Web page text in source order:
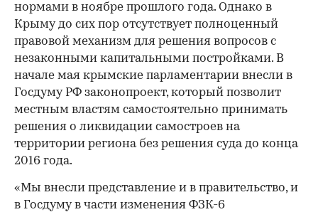
нормами в ноябре прошлого года. Однако в
Крыму до сих пор отсутствует полноценный
правовой механизм для решения вопросов с
незаконными капитальными постройками. В
начале мая крымские парламентарии внесли в
Госдуму РФ законопроект, который позволит
местным властям самостоятельно принимать
решения о ликвидации самостроев на
территории региона без решения суда до конца
2016 года.
«Мы внесли представление и в правительство, и
в Госдуму в части изменения ФЗК-6